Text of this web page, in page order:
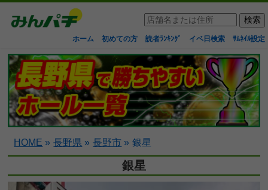
ホーム 初めての方 読者ﾗﾝｷﾝｸﾞ イベ日検索 ｻﾑﾈｲﾙ設定
HOME » 長野県 » 長野市 » 銀星
銀星